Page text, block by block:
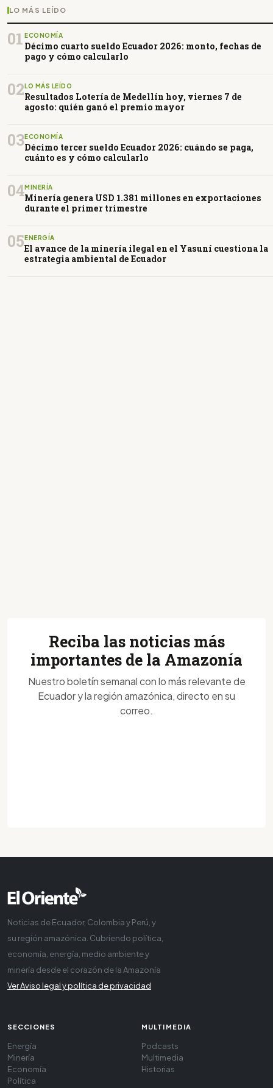
LO MÁS LEÍDO
01 ECONOMÍA
Décimo cuarto sueldo Ecuador 2026: monto, fechas de
pago y cómo calcularlo
02LO MÁS LEÍDO
Resultados Lotería de Medellín hoy, viernes 7 de
agosto: quién ganó el premio mayor
03ECONOMÍA
Décimo tercer sueldo Ecuador 2026: cuándo se paga,
cuánto es y cómo calcularlo
04MINERÍA
Minería genera USD 1.381 millones en exportaciones
durante el primer trimestre
05ENERGÍA
El avance de la minería ilegal en el Yasuní cuestiona la
estrategia ambiental de Ecuador
Reciba las noticias más
importantes de la Amazonía
Nuestro boletín semanal con lo más relevante de
Ecuador y la región amazónica, directo en su
correo.
Noticias de Ecuador, Colombia y Perú, y
su región amazónica. Cubriendo política,
economía, energía, medio ambiente y
minería desde el corazón de la Amazonía
Ver Aviso legal y política de privacidad
SECCIONES
Energía
Minería
Economía
Política
MULTIMEDIA
Podcasts
Multimedia
Historias